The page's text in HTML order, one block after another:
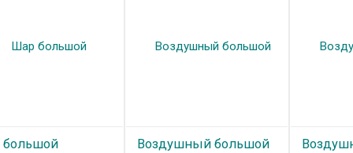
большой
Воздушный большой